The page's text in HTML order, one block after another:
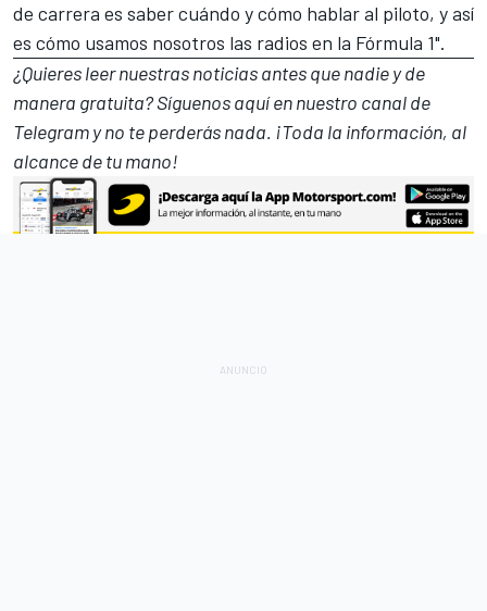
de carrera es saber cuándo y cómo hablar al piloto, y así
es cómo usamos nosotros las radios en la Fórmula 1".
¿Quieres leer nuestras noticias antes que nadie y de
manera gratuita? Síguenosaquí en nuestro canal de
Telegramy no te perderás nada. ¡Toda la información, al
alcance de tu mano!